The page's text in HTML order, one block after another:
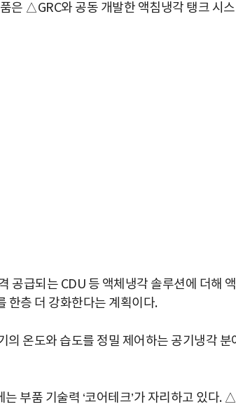
은 △GRC와 공동 개발한 액침냉각 탱크 시
공급되는 CDU 등 액체냉각 솔루션에 더해
한층 더 강화한다는 계획이다.
의 온도와 습도를 정밀 제어하는 공기냉각
는 부품 기술력 ‘코어테크’가 자리하고 있다